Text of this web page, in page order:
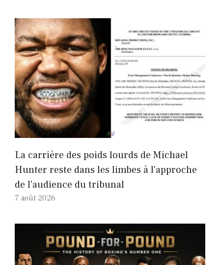
La carrière des poids lourds de Michael
Hunter reste dans les limbes à l'approche
de l'audience du tribunal
7 août 2026